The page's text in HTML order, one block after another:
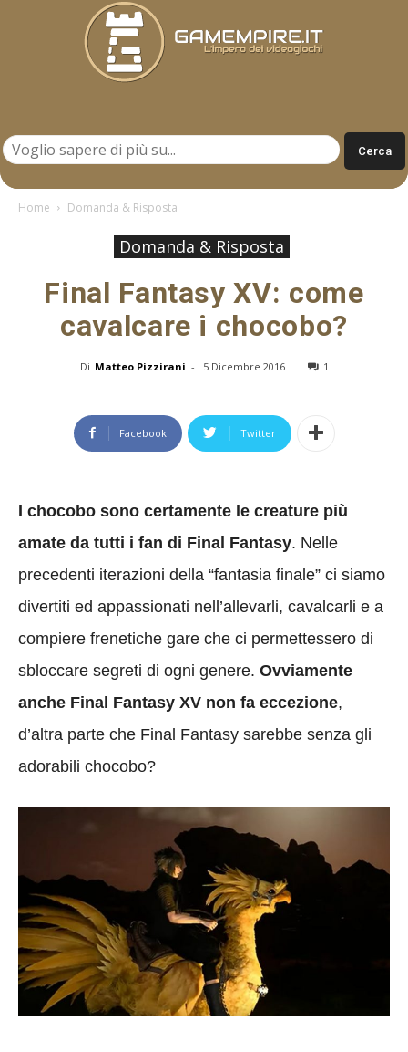
Home Domanda & Risposta
Domanda & Risposta
Final Fantasy XV: come
cavalcare i chocobo?
Di Matteo Pizzirani - 5 Dicembre 2016 1
Facebook Twitter
I chocobo sono certamente le creature più
amate da tutti i fan di Final Fantasy. Nelle
precedenti iterazioni della “fantasia finale” ci siamo
divertiti ed appassionati nell’allevarli, cavalcarli e a
compiere frenetiche gare che ci permettessero di
sbloccare segreti di ogni genere. Ovviamente
anche Final Fantasy XV non fa eccezione,
d’altra parte che Final Fantasy sarebbe senza gli
adorabili chocobo?